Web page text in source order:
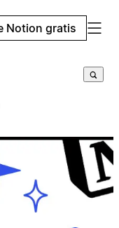
Notion gratis